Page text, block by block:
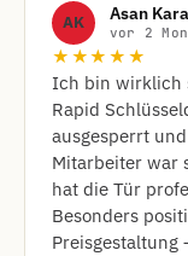
AK Asan
vor 2
★★★★★
Ich bin wirklich
Rapid
ausgesperrt
Mitarbeiter war
hat die Tür
Besonders
Preisgestaltung